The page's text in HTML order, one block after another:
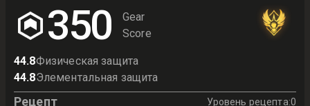
350
Gear
Score
44.8Физическая защита
44.8Элементальная защита
Рецепт Уровень рецепта:0